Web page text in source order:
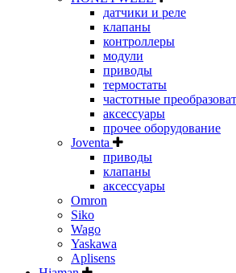
датчики и реле
клапаны
контроллеры
модули
приводы
термостаты
частотные
аксессуары
прочее оборудование
Joventa
приводы
клапаны
аксессуары
Omron
Siko
Wago
Yaskawa
Aplisens